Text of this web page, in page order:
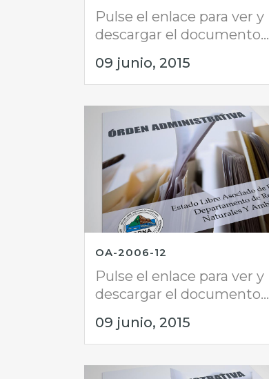
Pulse el enlace para ver y
descargar el documento...
09 junio, 2015
OA-2006-12
Pulse el enlace para ver y
descargar el documento...
09 junio, 2015